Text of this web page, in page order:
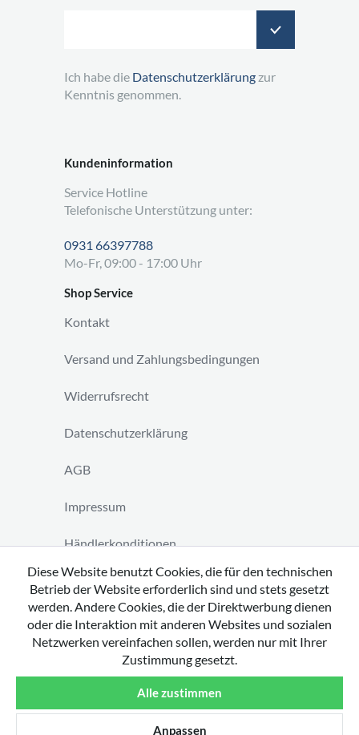
Kundeninformation
Service Hotline
Telefonische Unterstützung unter:
0931 66397788
Mo-Fr, 09:00 - 17:00 Uhr
Shop Service
Kontakt
Versand und Zahlungsbedingungen
Widerrufsrecht
Datenschutzerklärung
AGB
Impressum
Händlerkonditionen
Vertrag widerrufen
Ich habe die Datenschutzerklärung zur
Kenntnis genommen.
Diese Website benutzt Cookies, die für den technischen
Betrieb der Website erforderlich sind und stets gesetzt
werden. Andere Cookies, die der Direktwerbung dienen
oder die Interaktion mit anderen Websites und sozialen
Netzwerken vereinfachen sollen, werden nur mit Ihrer
Zustimmung gesetzt.